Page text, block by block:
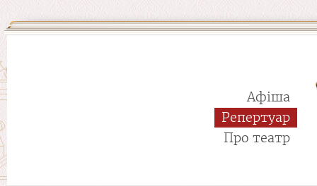
Афіша
Репертуар
Про театр